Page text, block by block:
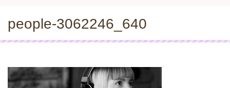
people-3062246_640